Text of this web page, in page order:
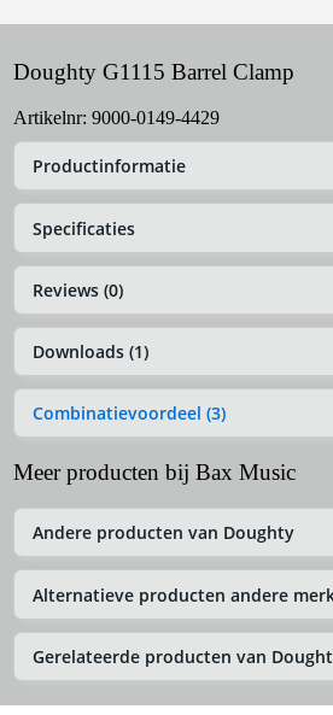
Doughty G1115 Barrel Clamp
Artikelnr: 9000-0149-4429
Productinformatie
Specificaties
Reviews (0)
Downloads (1)
Combinatievoordeel (3)
Meer producten bij Bax Music
Andere producten van Doughty
Alternatieve producten andere
Gerelateerde producten van